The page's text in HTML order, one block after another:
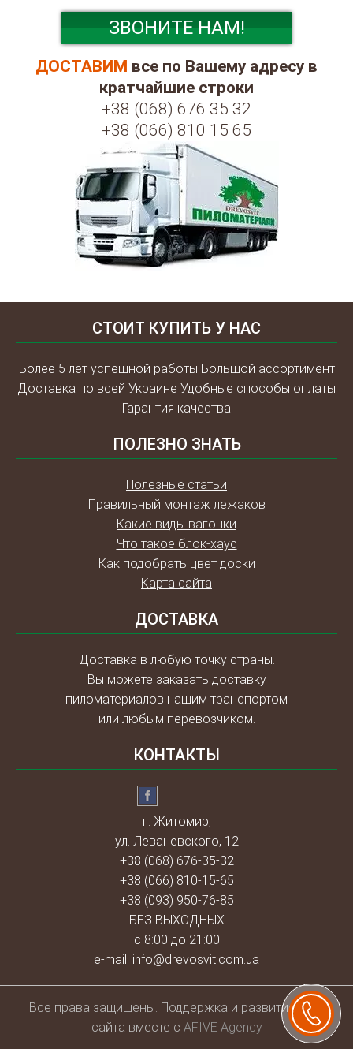
ЗВОНИТЕ НАМ!
ДОСТАВИМ все по Вашему адресу в
кратчайшие строки
+38 (068) 676 35 32
+38 (066) 810 15 65
СТОИТ КУПИТЬ У НАС
Более 5 лет успешной работы Большой ассортимент
Доставка по всей Украине Удобные способы оплаты
Гарантия качества
ПОЛЕЗНО ЗНАТЬ
Полезные статьи
Правильный монтаж лежаков
Какие виды вагонки
Что такое блок-хаус
Как подобрать цвет доски
Карта сайта
ДОСТАВКА
Доставка в любую точку страны.
Вы можете заказать доставку
пиломатериалов нашим транспортом
или любым перевозчиком.
КОНТАКТЫ
г. Житомир,
ул. Леваневского, 12
+38 (068) 676-35-32
+38 (066) 810-15-65
+38 (093) 950-76-85
БЕЗ ВЫХОДНЫХ
с 8:00 до 21:00
e-mail: info@drevosvit.com.ua
Всe права защищены. Поддержка и развитие веб-
сайта вместе с AFIVE Agency